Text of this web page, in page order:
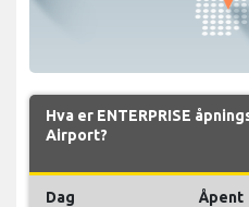
Hva er ENTERPRISE
Airport?
Dag Åpent